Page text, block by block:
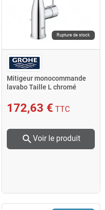
Rupture de stock
Mitigeur monocommande
lavabo Taille L chromé
172,63 € TTC
search Voir le produit